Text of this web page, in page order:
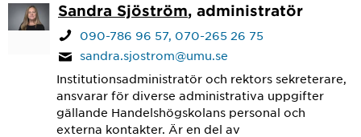
Sandra Sjöström, administratör
090-786 96 57 070-265 26 75
sandra.sjostrom@umu.se
Institutionsadministratör och rektors sekreterare,
ansvarar för diverse administrativa uppgifter
gällande Handelshögskolans personal och
externa kontakter. Är en del av